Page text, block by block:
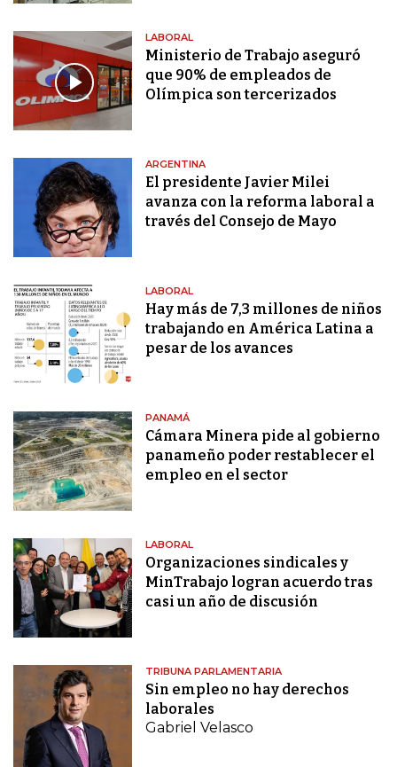
LABORAL
Ministerio de Trabajo aseguró
que 90% de empleados de
Olímpica son tercerizados
ARGENTINA
El presidente Javier Milei
avanza con la reforma laboral a
través del Consejo de Mayo
LABORAL
Hay más de 7,3 millones de niños
trabajando en América Latina a
pesar de los avances
PANAMÁ
Cámara Minera pide al gobierno
panameño poder restablecer el
empleo en el sector
LABORAL
Organizaciones sindicales y
MinTrabajo logran acuerdo tras
casi un año de discusión
TRIBUNA PARLAMENTARIA
Sin empleo no hay derechos
laborales
Gabriel Velasco